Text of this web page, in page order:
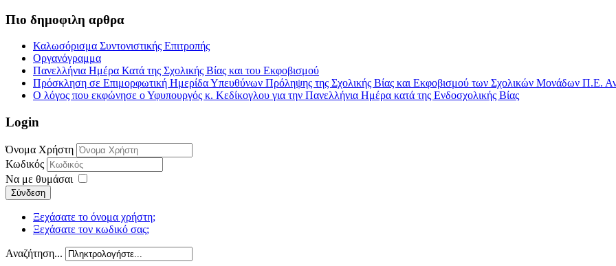
Πιο δημοφιλη αρθρα
Καλωσόρισμα Συντονιστικής Επιτροπής
Οργανόγραμμα
Πανελλήνια Ημέρα Κατά της Σχολικής Βίας και του Εκφοβισμού
Πρόσκληση σε Επιμορφωτική Ημερίδα Υπευθύνων Πρόληψης της Σχολικής Βίας και Εκφοβισμού των Σχολικών Μονάδων Π.Ε.
Ο λόγος που εκφώνησε ο Υφυπουργός κ. Κεδίκογλου για την Πανελλήνια Ημέρα κατά της Ενδοσχολικής Βίας
Login
Όνομα Χρήστη
Κωδικός
Να με θυμάσαι
Σύνδεση
Ξεχάσατε το όνομα χρήστη;
Ξεχάσατε τον κωδικό σας;
Αναζήτηση...